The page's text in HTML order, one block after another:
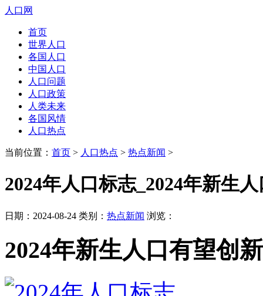
人口网
首页
世界人口
各国人口
中国人口
人口问题
人口政策
人类未来
各国风情
人口热点
当前位置： 首页 > 人口热点 > 热点新闻 >
2024年人口标志_2024年新生
日期：2024-08-24 类别： 热点新闻 浏览：
2024年新生人口有望创